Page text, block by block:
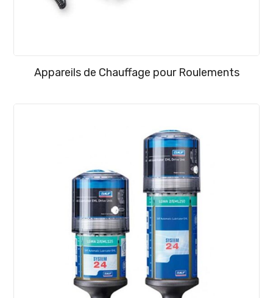
Appareils de Chauffage pour Roulements